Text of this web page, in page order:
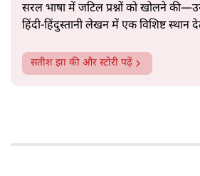
सरल भाषा में जटिल प्रश्नों को खोलने
हिंदी‑हिंदुस्तानी लेखन में एक विशिष्ट स्थान
सतीश झा की और स्टोरी पढ़ें